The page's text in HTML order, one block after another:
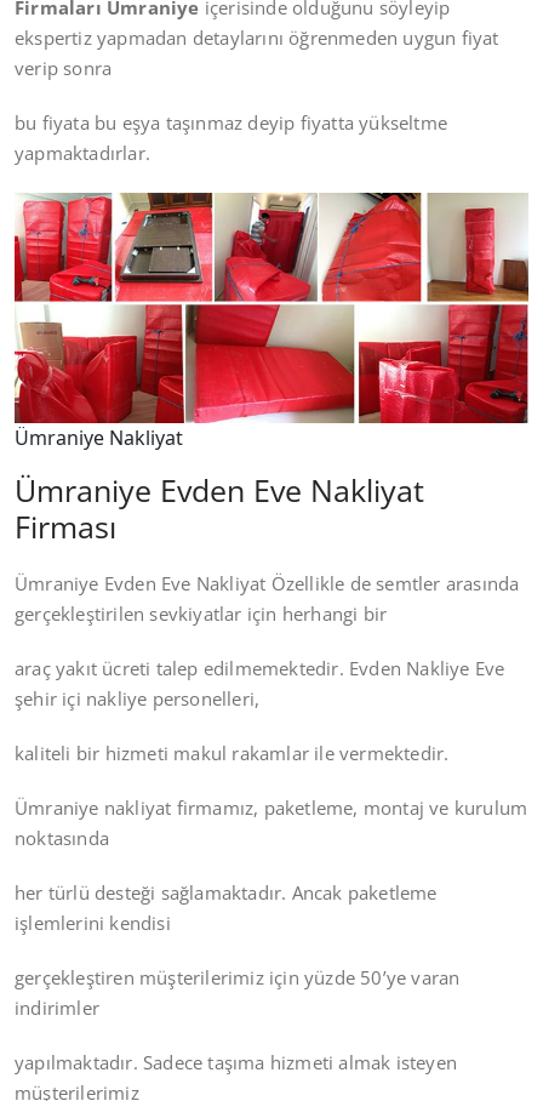
Firmaları Ümraniye içerisinde olduğunu söyleyip
ekspertiz yapmadan detaylarını öğrenmeden uygun fiyat
verip sonra
bu fiyata bu eşya taşınmaz deyip fiyatta yükseltme
yapmaktadırlar.
Ümraniye Nakliyat
Ümraniye Evden Eve Nakliyat
Firması
Ümraniye Evden Eve Nakliyat Özellikle de semtler arasında
gerçekleştirilen sevkiyatlar için herhangi bir
araç yakıt ücreti talep edilmemektedir. Evden Nakliye Eve
şehir içi nakliye personelleri,
kaliteli bir hizmeti makul rakamlar ile vermektedir.
Ümraniye nakliyat firmamız, paketleme, montaj ve kurulum
noktasında
her türlü desteği sağlamaktadır. Ancak paketleme
işlemlerini kendisi
gerçekleştiren müşterilerimiz için yüzde 50’ye varan
indirimler
yapılmaktadır. Sadece taşıma hizmeti almak isteyen
müşterilerimiz